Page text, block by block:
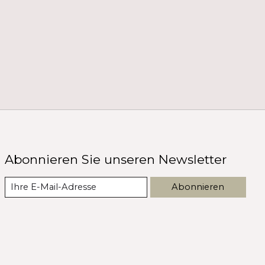
Abonnieren Sie unseren Newsletter
Abonnieren